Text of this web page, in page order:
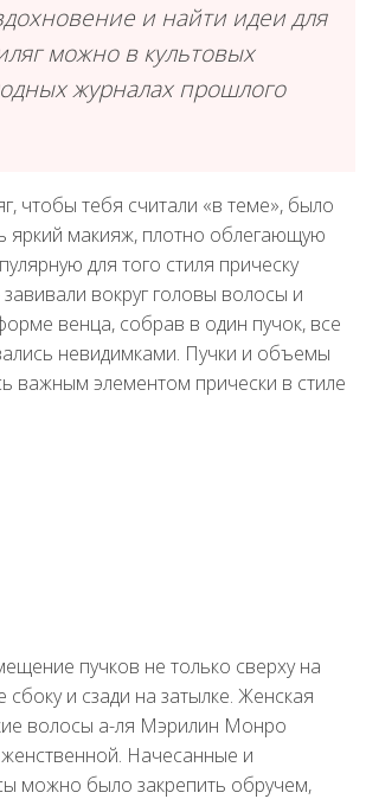
и найти идеи для
можно в культовых
журналах прошлого
чтобы тебя считали «в теме», было
яркий макияж, плотно облегающую
для того стиля прическу
вокруг головы волосы и
венца, собрав в один пучок, все
невидимками. Пучки и объемы
важным элементом прически в стиле
пучков не только сверху на
сбоку и сзади на затылке. Женская
волосы а-ля Мэрилин Монро
Начесанные и
можно было закрепить обручем,